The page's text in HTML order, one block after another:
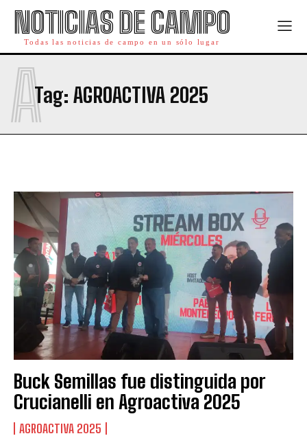
NOTICIAS DE CAMPO
Todas las noticias de campo en un sólo lugar
Tag: AGROACTIVA 2025
A
Buck Semillas fue distinguida por
Crucianelli en Agroactiva 2025
AGROACTIVA 2025